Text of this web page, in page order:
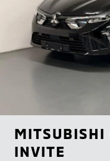
MITSUBISHI
INVITE